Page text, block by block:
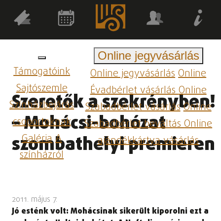
Támogatóink
Sajtószemle
Színházbejárás
csoportoknak
GalériaA
színházról
Online jegyvásárlás
Online jegyvásárlásOnline
Évadbérlet vásárlásOnline
Szabadbérlet vásárlásOnline
Szabadbérlet beváltásOnline
ajándékkártya vásárlás
Szeretők a szekrényben!
– Mohácsi-bohózat
szombathelyi premieren
2011. május 7.
Jó esténk volt: Mohácsinak sikerült kiporolni ezt a